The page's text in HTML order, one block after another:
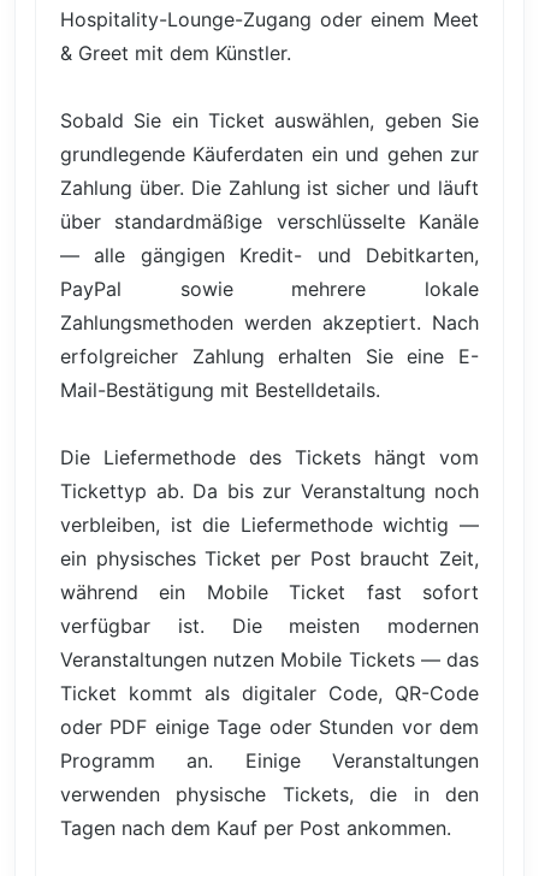
Hospitality-Lounge-Zugang oder einem Meet
& Greet mit dem Künstler.
Sobald Sie ein Ticket auswählen, geben Sie
grundlegende Käuferdaten ein und gehen zur
Zahlung über. Die Zahlung ist sicher und läuft
über standardmäßige verschlüsselte Kanäle
— alle gängigen Kredit- und Debitkarten,
PayPal sowie mehrere lokale
Zahlungsmethoden werden akzeptiert. Nach
erfolgreicher Zahlung erhalten Sie eine E-
Mail-Bestätigung mit Bestelldetails.
Die Liefermethode des Tickets hängt vom
Tickettyp ab. Da bis zur Veranstaltung noch
verbleiben, ist die Liefermethode wichtig —
ein physisches Ticket per Post braucht Zeit,
während ein Mobile Ticket fast sofort
verfügbar ist. Die meisten modernen
Veranstaltungen nutzen Mobile Tickets — das
Ticket kommt als digitaler Code, QR-Code
oder PDF einige Tage oder Stunden vor dem
Programm an. Einige Veranstaltungen
verwenden physische Tickets, die in den
Tagen nach dem Kauf per Post ankommen.